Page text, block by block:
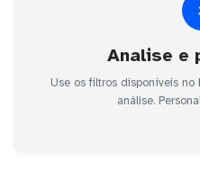
Analise e
Use os filtros disponíveis no
análise.